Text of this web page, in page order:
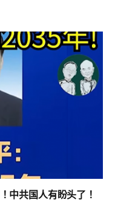
中共国人有盼头了！